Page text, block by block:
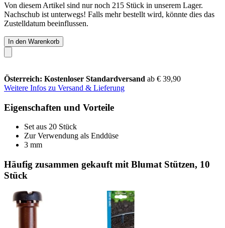
Von diesem Artikel sind nur noch 215 Stück in unserem Lager.
Nachschub ist unterwegs! Falls mehr bestellt wird, könnte dies das
Zustelldatum beeinflussen.
In den Warenkorb
Österreich: Kostenloser Standardversand ab € 39,90
Weitere Infos zu Versand & Lieferung
Eigenschaften und Vorteile
Set aus 20 Stück
Zur Verwendung als Enddüse
3 mm
Häufig zusammen gekauft mit Blumat Stützen, 10
Stück